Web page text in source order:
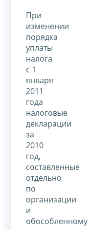
При
изменении
порядка
уплаты
налога
с 1
января
2011
года
налоговые
декларации
за
2010
год,
составленные
отдельно
по
организации
и
обособленному